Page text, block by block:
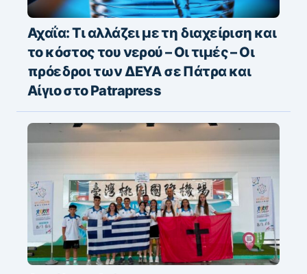
Αχαΐα: Τι αλλάζει με τη διαχείριση και
το κόστος του νερού – Οι τιμές – Οι
πρόεδροι των ΔΕΥΑ σε Πάτρα και
Αίγιο στο Patrapress